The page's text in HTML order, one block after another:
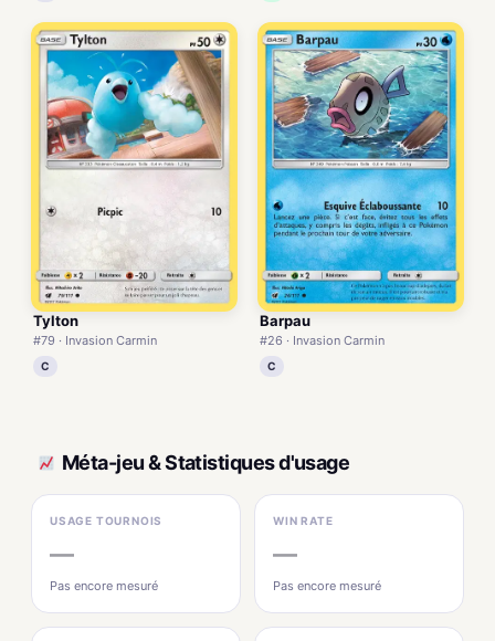
Tylton
#79 · Invasion Carmin
C
Barpau
#26 · Invasion Carmin
C
Méta-jeu & Statistiques d'usage
USAGE TOURNOIS
—
Pas encore mesuré
WIN RATE
—
Pas encore mesuré